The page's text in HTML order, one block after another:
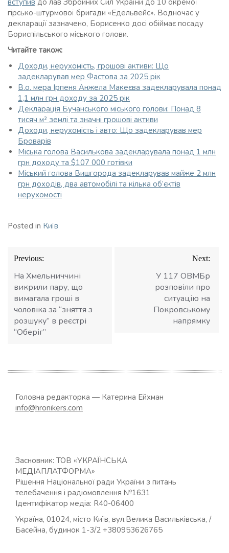
гірсько-штурмової бригади «Едельвейс». Водночас у
декларації зазначено, Борисенко досі обіймає посаду
Бориспільського міського голови.
Читайте також:
Доходи, нерухомість, грошові активи: Що
задекларував мер Фастова за 2025 рік
В.о. мера Ірпеня Анжела Макеєва задекларувала понад
1,1 млн грн доходу за 2025 рік
Декларація Бучанського міського голови: Понад 8
тисяч м² землі та значні грошові активи
Доходи, нерухомість і авто: Що задекларував мер
Броварів
Міська голова Василькова задекларувала понад 1 млн
грн доходу та $107 000 готівки
Міський голова Вишгорода задекларував майже 2 млн
грн доходів, два автомобілі та кілька об’єктів
нерухомості
Posted in Київ
Навігація
записів
Previous:
На Хмельниччині
викрили пару, що
вимагала гроші в
чоловіка за “зняття з
розшуку” в реєстрі
“Оберіг”
Next:
У 117 ОВМБр
розповіли про
ситуацію на
Покровському
напрямку
Головна редакторка — Катерина Ейхман
info@hronikers.com
Засновник: ТОВ «УКРАЇНСЬКА
МЕДІАПЛАТФОРМА»
Рішення Національної ради України з питань
телебачення і радіомовлення №1631
Ідентифікатор медіа: R40-06400
Україна, 01024, місто Київ, вул.Велика Васильківська, /
Басейна, будинок 1-3/2 +380953626765